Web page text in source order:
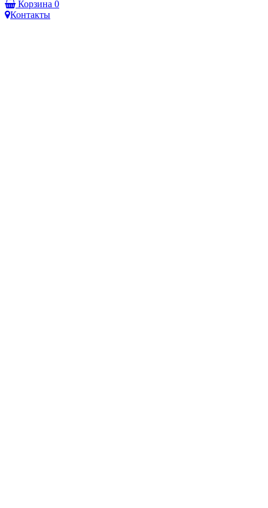
Корзина 0
Контакты